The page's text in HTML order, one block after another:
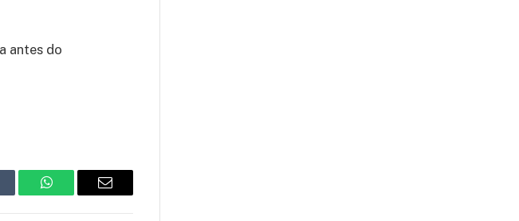
antes do
WhatsAppE-